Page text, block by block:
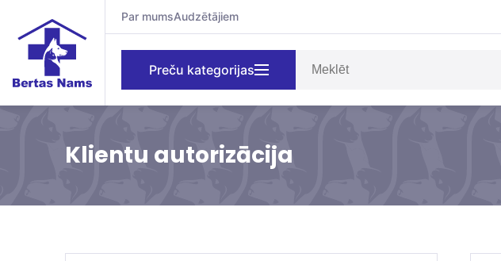
Par mumsAudzētājiem
Preču kategorijas
Klientu autorizācija